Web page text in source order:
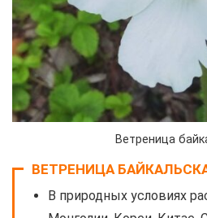
Ветреница
ВЕТРЕНИЦА
В природных условиях